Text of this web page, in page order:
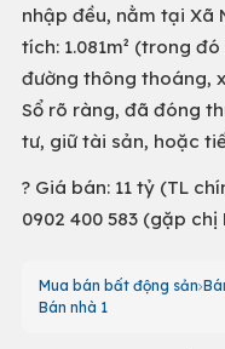
nhập đều, nằm tại Xã
tích: 1.081m² (trong
đường thông thoáng,
Sổ rõ ràng, đã đóng
tư, giữ tài sản, hoặc
? Giá bán: 11 tỷ (TL
0902 400 583 (gặp chị
Mua bán bất động sản
Bán nhà 1